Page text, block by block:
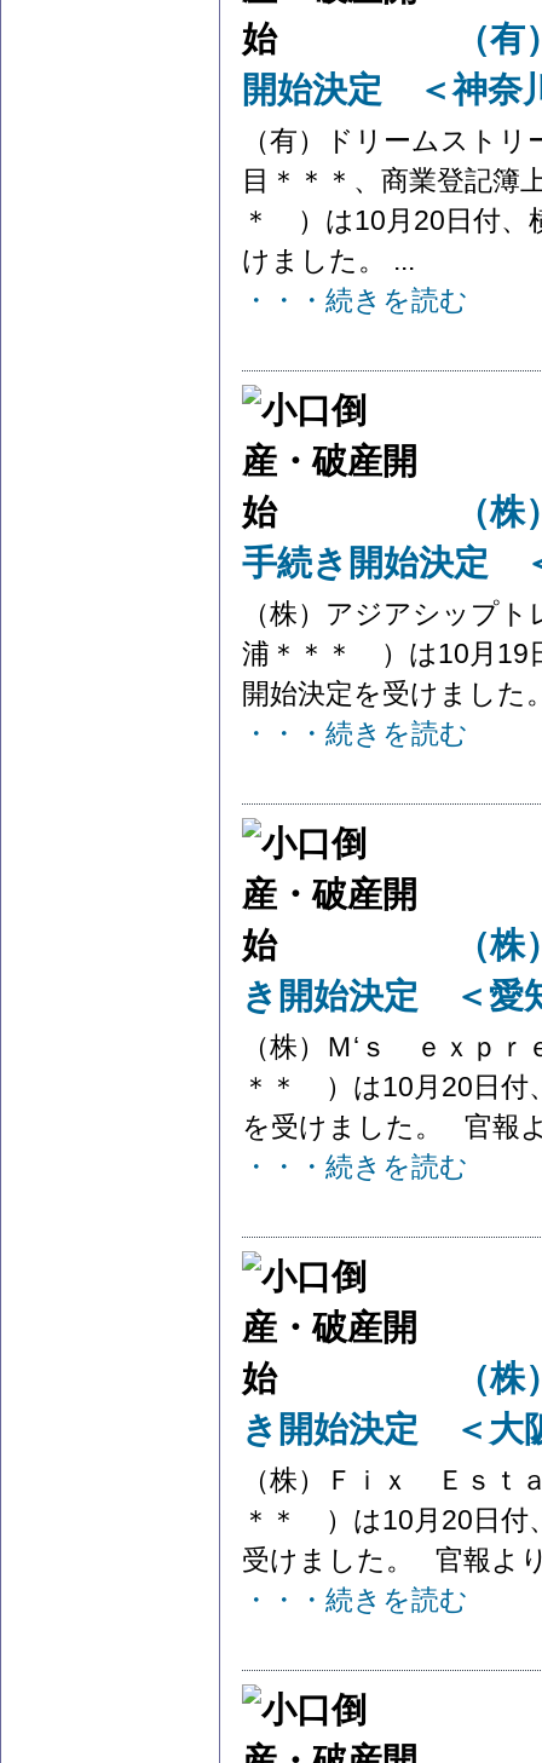
（
開始決定 ＜神奈
（有）ドリームスト
目＊＊＊、商業登記簿
＊ ）は10月20日付、
けました。 ...
・・・続きを読む
（
手続き開始決定
（株）アジアシップ
浦＊＊＊ ）は10月19
開始決定を受けまし
・・・続きを読む
（
き開始決定 ＜愛
（株）Ｍ‘ｓ ｅｘｐｒ
＊＊ ）は10月20日付
を受けました。 官報
・・・続きを読む
（
き開始決定 ＜大
（株）Ｆｉｘ Ｅｓｔ
＊＊ ）は10月20日付
受けました。 官報よ
・・・続きを読む